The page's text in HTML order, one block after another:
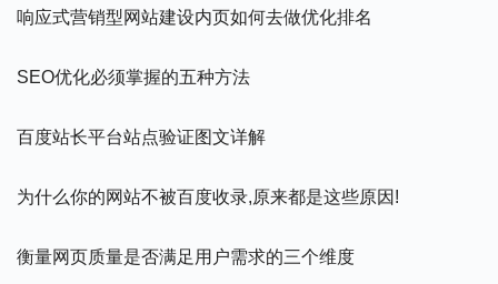
响应式营销型网站建设内页如何去做优化排名
SEO优化必须掌握的五种方法
百度站长平台站点验证图文详解
为什么你的网站不被百度收录,原来都是这些原因!
衡量网页质量是否满足用户需求的三个维度